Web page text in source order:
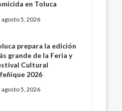
en Toluca
agosto 5, 2026
prepara la edición
grande de la Feria y
Cultural
2026
agosto 5, 2026